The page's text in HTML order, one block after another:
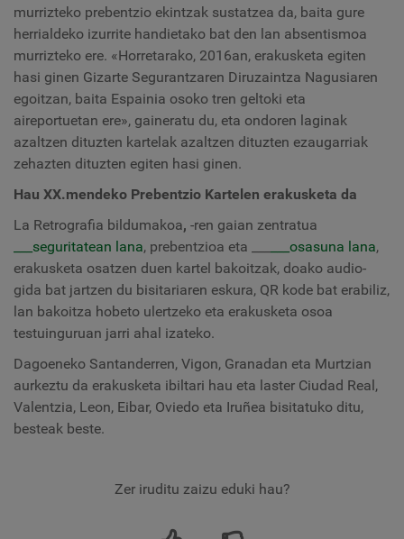
murrizteko prebentzio ekintzak sustatzea da, baita gure
herrialdeko izurrite handietako bat den lan absentismoa
murrizteko ere. «Horretarako, 2016an, erakusketa egiten
hasi ginen Gizarte Segurantzaren Diruzaintza Nagusiaren
egoitzan, baita Espainia osoko tren geltoki eta
aireportuetan ere», gaineratu du, eta ondoren laginak
azaltzen dituzten kartelak azaltzen dituzten ezaugarriak
zehazten dituzten egiten hasi ginen.
Hau XX.mendeko Prebentzio Kartelen erakusketa da
La Retrografia bildumakoa, -ren gaian zentratua
___seguritatean lana, prebentzioa eta ___ ___osasuna lana,
erakusketa osatzen duen kartel bakoitzak, doako audio-
gida bat jartzen du bisitariaren eskura, QR kode bat erabiliz,
lan bakoitza hobeto ulertzeko eta erakusketa osoa
testuinguruan jarri ahal izateko.
Dagoeneko Santanderren, Vigon, Granadan eta Murtzian
aurkeztu da erakusketa ibiltari hau eta laster Ciudad Real,
Valentzia, Leon, Eibar, Oviedo eta Iruñea bisitatuko ditu,
besteak beste.
Zer iruditu zaizu eduki hau?